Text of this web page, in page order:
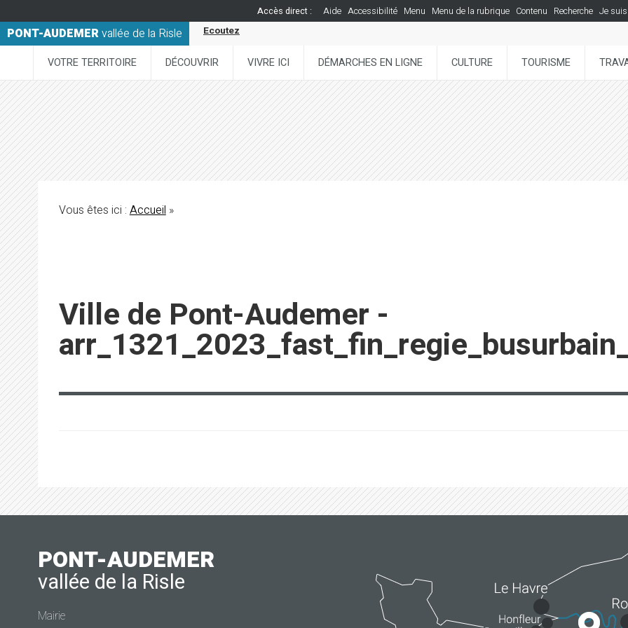
Accès direct : Aide Accessibilité Menu Menu de la rubrique Contenu Recherche Je suis
PONT-AUDEMERvallée de la Risle Ecoutez
VOTRE TERRITOIRE DÉCOUVRIR VIVRE ICI DÉMARCHES EN LIGNE CULTURE TOURISME
Vous êtes ici :Accueil»
Ville de Pont-Audemer -
PONT-AUDEMER
vallée de la Risle
Mairie